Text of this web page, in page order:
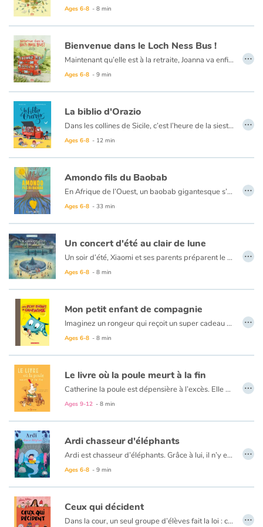
Ages 6-8 - 8 min
Bienvenue dans le Loch Ness Bus !
Maintenant qu’elle est à la retraite, Joanna va enfin pouvoir réaliser son rêve. Elle achète un vieux bus, le remet en état... et en route ! Elle part sillonner son Écosse natale pour présenter son spectacle dans les villages. Mais pour attirer le public, plus intéressé par les séries télé et les téléphones portables, il va falloir que son bus ait de l’allure...
Ages 6-8 - 9 min
…
La biblio d'Orazio
Dans les collines de Sicile, c’est l’heure de la sieste. On entend seulement le cri-cri des grillons. Mais si on tend bien l’oreille, on distingue un bourdonnement qui s’approche... Bzzzzzzzzzzz. Une abeille ? Mais non, c’est la bibliothèque sur trois roues d’Orazio ! Orazio, ancien instituteur du village et amoureux des livres, sillonne les villages des collines. Sa mission : offrir des lectures aux populations isolées.
Ages 6-8 - 12 min
…
Amondo fils du Baobab
En Afrique de l’Ouest, un baobab gigantesque s’élève au centre d’un village aux prises avec une terrible sécheresse. Il y a très longtemps, au commencement du monde, il était tombé amoureux de la terre. En y enfouissant profondément ses racines, il donna naissance à une histoire magique qui prit toutefois une tournure dramatique pour la nature, les hommes et les animaux. Au cœur de cette histoire apparaît Amondo, fils du baobab, dit « le rassembleur ». Lui seul peut redonner espoir aux habitants du village en libérant la source d’eau du mauvais sort que lui avait jeté le soleil. Mais la quête de l’enfant ne pourra être complétée qu’en réussissant quatre difficiles épreuves.
Ages 6-8 - 33 min
…
Un concert d'été au clair de lune
Un soir d’été, Xiaomi et ses parents préparent le repas quand, tout à coup, c’est la panne de courant. Pourquoi ne pas en profiter pour faire un concert dans le jardin ? Bientôt, tous les voisins les rejoignent pour danser au son de l’accordéon et de l’erhu, un instrument traditionnel chinois. La soirée devient magique grâce à ces jolies mélodies qui gagnent le cœur des familles. Une histoire douce et joyeuse accompagnée d’aquarelles belles et mystérieuses comme un clair de lune.
Ages 6-8 - 8 min
…
Mon petit enfant de compagnie
Imaginez un rongeur qui reçoit un super cadeau pour son anniversaire : un petit enfant de compagnie ! Convaincu d'être un maître génial, le rongeur passe beaucoup de temps avec son enfant de compagnie. Il n'hésite pas à le sortir de sa cage, à le manipuler dans tous les sens et à le mettre dans son sac d'école... Le petit enfant, lui, ne voit pas du tout ce bonheur du même oeil, et préférerait qu'on le laisse plutôt un peu tranquille !
Ages 6-8 - 8 min
…
Le livre où la poule meurt à la fin
Catherine la poule est dépensière à l’excès. Elle achète tout et n’importe quoi: vêtements, meubles et gadgets en tous genres, quitte à finir criblée de dettes. Elle est la reine du « magasinage » et des cartes de crédit. À quoi bon économiser quand on sait que son temps est compté ? Ainsi, quand son heure est venue et qu’on lui demande de se confesser, Catherine n’a pas de regret, ou peut-être bien qu’un seul !
Ages 9-12 - 8 min
…
Ardi chasseur d'éléphants
Ardi est chasseur d’éléphants. Grâce à lui, il n’y en a aucun dans son village. Et d’ailleurs il n’y en a jamais eu, c’est bien la preuve qu’il fait correctement son travail ! Aucun éléphant ? Dans tout le village ? Alors, si c’est vrai, à qui sont ses oreilles qui dépassent des maisons ? Et pourquoi les arrosoirs semblent bouger tout seuls ? Un jour ou l’autre il faudra bien dire la vérité à Ardi : son village est rempli d’éléphants ! Et ce jour là il pourra compter sur Violette pour lui ouvrir les yeux et lui montrer que les éléphants ne sont ni méchants, ni monstrueux. Et qu’on peut se faire des amis en regardant un peu plus loin que le bout de sa trompe… euh… de son nez !
Ages 6-8 - 9 min
…
Ceux qui décident
Dans la cour, un seul groupe d’élèves fait la loi : ce sont « ceux qui décident ». Un mot de leur part et tous s’exécutent : qui joue avec qui, quand, où et comment. Les autres, eux, n’osent rien dire et ne peuvent pas s’amuser comme ils le souhaitent... Pourtant, ils gardent le sourire et trouvent toujours une nouvelle idée de jeu, sans cesse copiée et reprise par « ceux qui décident ». Jusqu’au moment où ils en ont assez du pouvoir exercé par ce groupe. Ensemble, ils vont s’unir pour oser dire « non ».
…